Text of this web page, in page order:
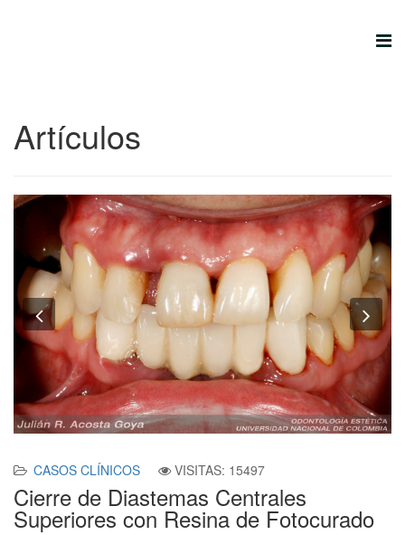
Artículos
Previous
CASOS CLÍNICOS VISITAS: 15497
Cierre de Diastemas Centrales
Superiores con Resina de Fotocurado